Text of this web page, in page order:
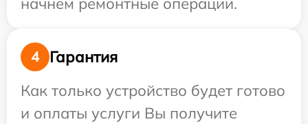
4
Гарантия
Как только устройство будет готово
и оплаты услуги Вы получите